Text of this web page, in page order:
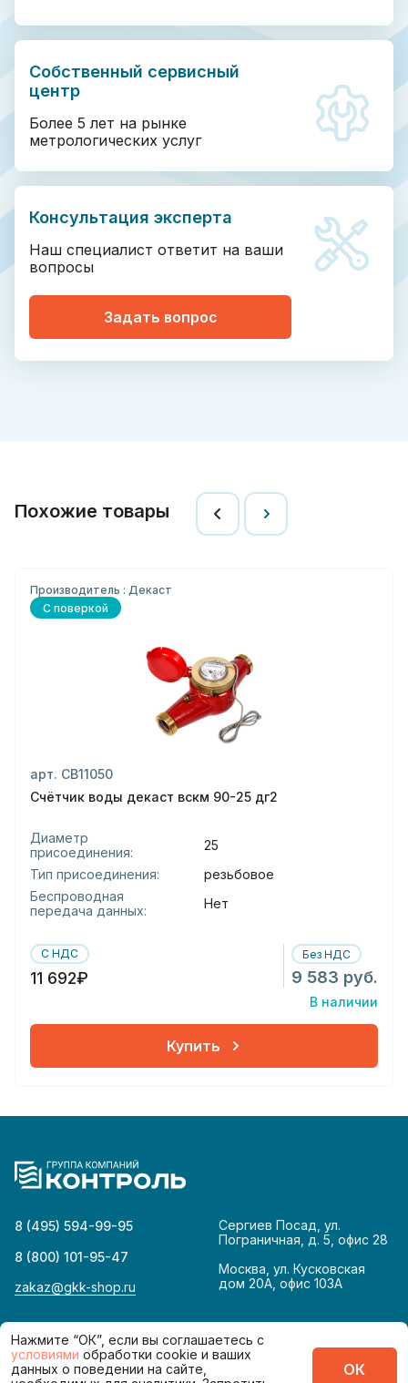
Собственный сервисный
центр
Более 5 лет на рынке
метрологических услуг
Консультация эксперта
Наш специалист ответит на ваши
вопросы
Задать вопрос
Похожие товары
Производитель : Декаст
С поверкой
арт. СВ11050
Счётчик воды декаст вскм 90-25 дг2
Диаметр
присоединения:
25
Тип присоединения:
резьбовое
Беспроводная
передача данных:
Нет
С НДС
11 692₽
Без НДС
9 583 руб.
В наличии
Купить
8 (495) 594-99-95
8 (800) 101-95-47
zakaz@gkk-shop.ru
Сергиев Посад, ул.
Пограничная, д. 5, офис 28
Москва, ул. Кусковская
дом 20А, офис 103А
© 2026Политика конфиденциальности
Сделано в
Нажмите “ОК”, если вы соглашаетесь с
условиями обработки cookie и ваших
данных о поведении на сайте,
ОК